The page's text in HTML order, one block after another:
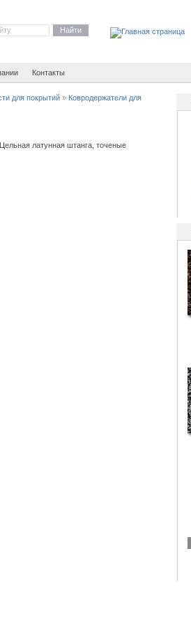
Найти
Контакты
для покрытий» Ковродержатели для
латунная штанга, точеные